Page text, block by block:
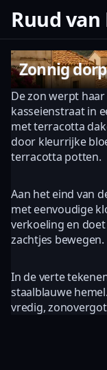
Ruud van
Zonnig
De zon werpt
kasseienstraat in
met terracotta
door kleurrijke
terracotta potten.
Aan het eind van
met eenvoudige
verkoeling en
zachtjes bewegen.
In de verte
staalblauwe
vredig,